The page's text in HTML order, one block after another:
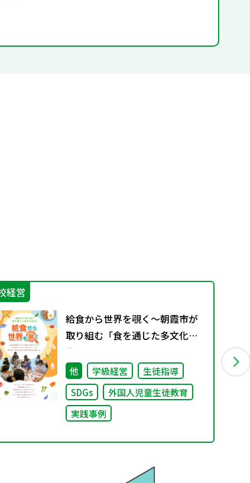
経営
給食から世界を覗く～朝霞市が
取り組む「食を通じた多文化共
生」～
他 学級経営
生徒指導
SDGs
外国人児童生徒教育
実践事例